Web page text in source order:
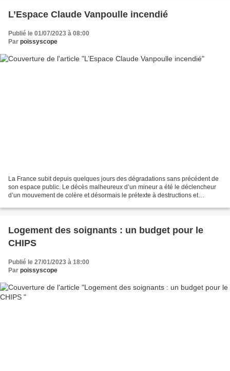
L’Espace Claude Vanpoulle incendié
Publié le 01/07/2023 à 08:00
Par poissyscope
La France subit depuis quelques jours des dégradations sans précédent de
son espace public. Le décès malheureux d’un mineur a été le déclencheur
d’un mouvement de colère et désormais le prétexte à destructions et
Logement des soignants : un budget pour le
CHIPS
Publié le 27/01/2023 à 18:00
Par poissyscope